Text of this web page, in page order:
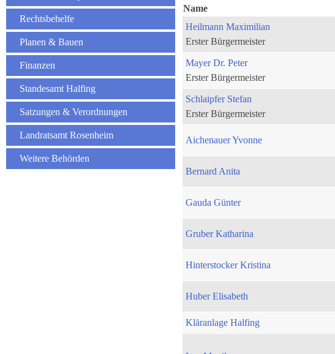
Rechtsbehelfe
Planen & Bauen
Finanzen
Standesamt Halfing
Satzungen & Verordnungen
Landratsamt Rosenheim
Weitere Behörden
Name
Heilmann Maximilian
Erster Bürgermeister
Mayer Dr. Peter
Erster Bürgermeister
Schlaipfer Stefan
Erster Bürgermeister
Aichenauer Yvonne
Bernard Anita
Gauda Günter
Gruber Katharina
Hinterstocker Kristina
Huber Elisabeth
Kläranlage Halfing